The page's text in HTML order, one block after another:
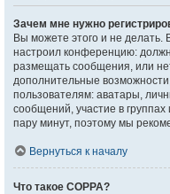
Зачем мне нужно
Вы можете этого и не делать.
настроил конференцию:
размещать сообщения, или
дополнительные
пользователям: аватары,
сообщений, участие в группах
пару минут, поэтому мы
Вернуться к началу
Что такое COPPA?